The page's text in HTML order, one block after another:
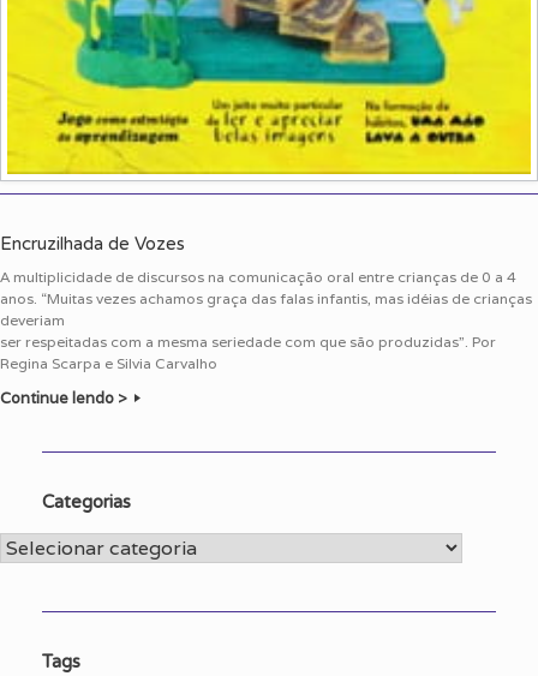
Encruzilhada de Vozes
A multiplicidade de discursos na comunicação oral entre crianças de 0 a 4
anos. “Muitas vezes achamos graça das falas infantis, mas idéias de crianças
deveriam
ser respeitadas com a mesma seriedade com que são produzidas”. Por
Regina Scarpa e Silvia Carvalho
Continue lendo >
Categorias
Categorias
Tags